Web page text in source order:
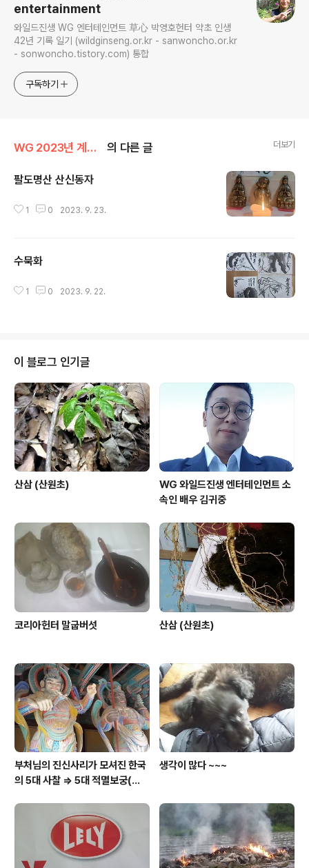
entertainment
와일드진생 WG 엔터테인먼트 草心 박영호헌터 약초 인생
42년 기록 일기 (wildginseng.or.kr - sanwoncho.or.kr
- sonwoncho.tistory.com) 통합
구독하기
WG 2023년 계묘년 기록 의 다른 글 더보기
팔도명산 산신동자
1 0 2023. 9. 23.
수묵화
1 0 2023. 9. 22.
이 블로그 인기글
산삼 (산원초)
WG 와일드진생 엔터테인먼트 소
속인 배우 김귀중
코리아헌터 말굽버섯 산삼 (산원초)
부처님의 진신사리가 모셔진 한국
의 5대 사찰 => 5대 적멸보궁(寂
생각이 많다 ~~~